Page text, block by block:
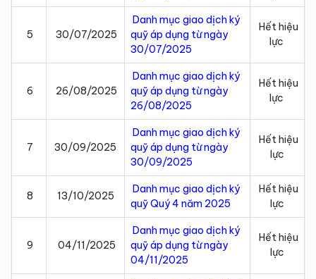
5 30/07/2025
Danh mục giao dịch ký
quỹ áp dụng từ ngày
30/07/2025
Hết hiệu
lực
6 26/08/2025
Danh mục giao dịch ký
quỹ áp dụng từ ngày
26/08/2025
Hết hiệu
lực
7 30/09/2025
Danh mục giao dịch ký
quỹ áp dụng từ ngày
30/09/2025
Hết hiệu
lực
8 13/10/2025
Danh mục giao dịch ký
quỹ Quý 4 năm 2025
Hết hiệu
lực
9 04/11/2025
Danh mục giao dịch ký
quỹ áp dụng từ ngày
04/11/2025
Hết hiệu
lực